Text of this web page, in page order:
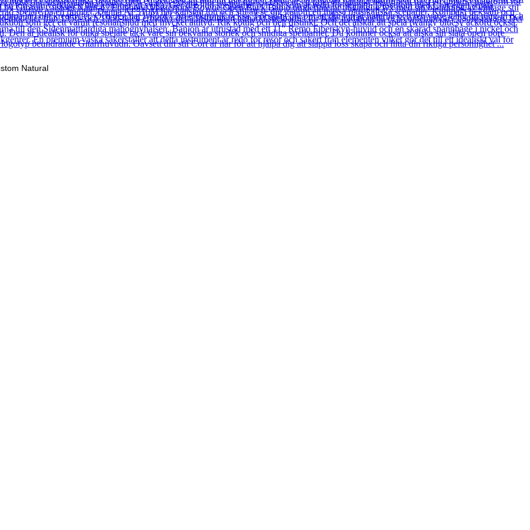
Natural